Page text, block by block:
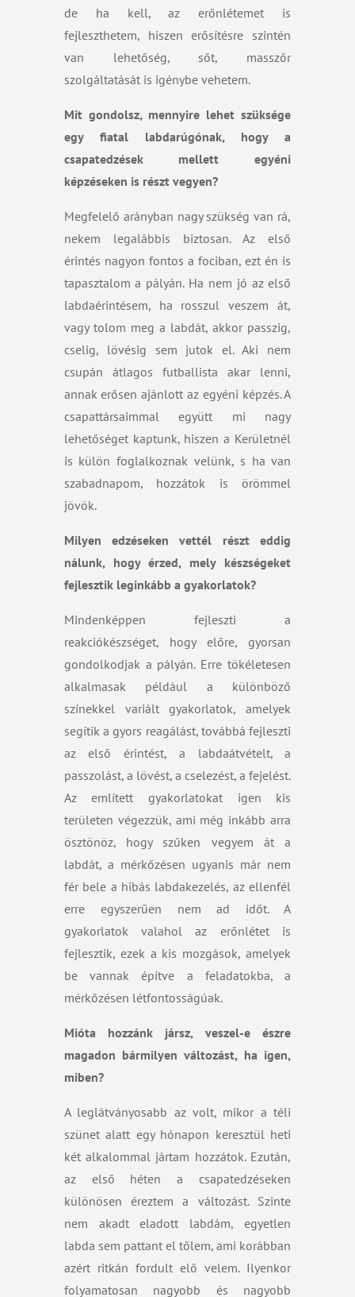
de ha kell, az erőnlétemet is
fejleszthetem, hiszen erősítésre szintén
van lehetőség, sőt, masszőr
szolgáltatását is igénybe vehetem.
Mit gondolsz, mennyire lehet szüksége
egy fiatal labdarúgónak, hogy a
csapatedzések mellett egyéni
képzéseken is részt vegyen?
Megfelelő arányban nagy szükség van rá,
nekem legalábbis biztosan. Az első
érintés nagyon fontos a fociban, ezt én is
tapasztalom a pályán. Ha nem jó az első
labdaérintésem, ha rosszul veszem át,
vagy tolom meg a labdát, akkor passzig,
cselig, lövésig sem jutok el. Aki nem
csupán átlagos futballista akar lenni,
annak erősen ajánlott az egyéni képzés. A
csapattársaimmal együtt mi nagy
lehetőséget kaptunk, hiszen a Kerületnél
is külön foglalkoznak velünk, s ha van
szabadnapom, hozzátok is örömmel
jövök.
Milyen edzéseken vettél részt eddig
nálunk, hogy érzed, mely készségeket
fejlesztik leginkább a gyakorlatok?
Mindenképpen fejleszti a
reakciókészséget, hogy előre, gyorsan
gondolkodjak a pályán. Erre tökéletesen
alkalmasak például a különböző
színekkel variált gyakorlatok, amelyek
segítik a gyors reagálást, továbbá fejleszti
az első érintést, a labdaátvételt, a
passzolást, a lövést, a cselezést, a fejelést.
Az említett gyakorlatokat igen kis
területen végezzük, ami még inkább arra
ösztönöz, hogy szűken vegyem át a
labdát, a mérkőzésen ugyanis már nem
fér bele a hibás labdakezelés, az ellenfél
erre egyszerűen nem ad időt. A
gyakorlatok valahol az erőnlétet is
fejlesztik, ezek a kis mozgások, amelyek
be vannak építve a feladatokba, a
mérkőzésen létfontosságúak.
Mióta hozzánk jársz, veszel-e észre
magadon bármilyen változást, ha igen,
miben?
A leglátványosabb az volt, mikor a téli
szünet alatt egy hónapon keresztül heti
két alkalommal jártam hozzátok. Ezután,
az első héten a csapatedzéseken
különösen éreztem a változást. Szinte
nem akadt eladott labdám, egyetlen
labda sem pattant el tőlem, ami korábban
azért ritkán fordult elő velem. Ilyenkor
folyamatosan nagyobb és nagyobb